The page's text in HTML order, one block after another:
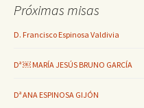
Próximas misas
D. Francisco Espinosa Valdivia
Dª ￼ MARÍA JESÚS BRUNO GARCÍA
Dª ANA ESPINOSA GIJÓN